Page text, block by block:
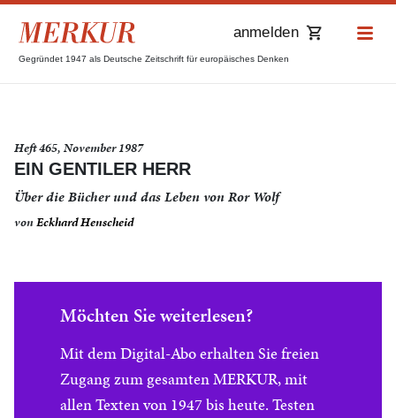
Gegründet 1947 als Deutsche Zeitschrift für europäisches Denken
anmelden
Heft 465, November 1987
EIN GENTILER HERR
Über die Bücher und das Leben von Ror Wolf
vonEckhard Henscheid
Möchten Sie weiterlesen?
Mit dem Digital-Abo erhalten Sie freien
Zugang zum gesamten MERKUR, mit
allen Texten von 1947 bis heute. Testen